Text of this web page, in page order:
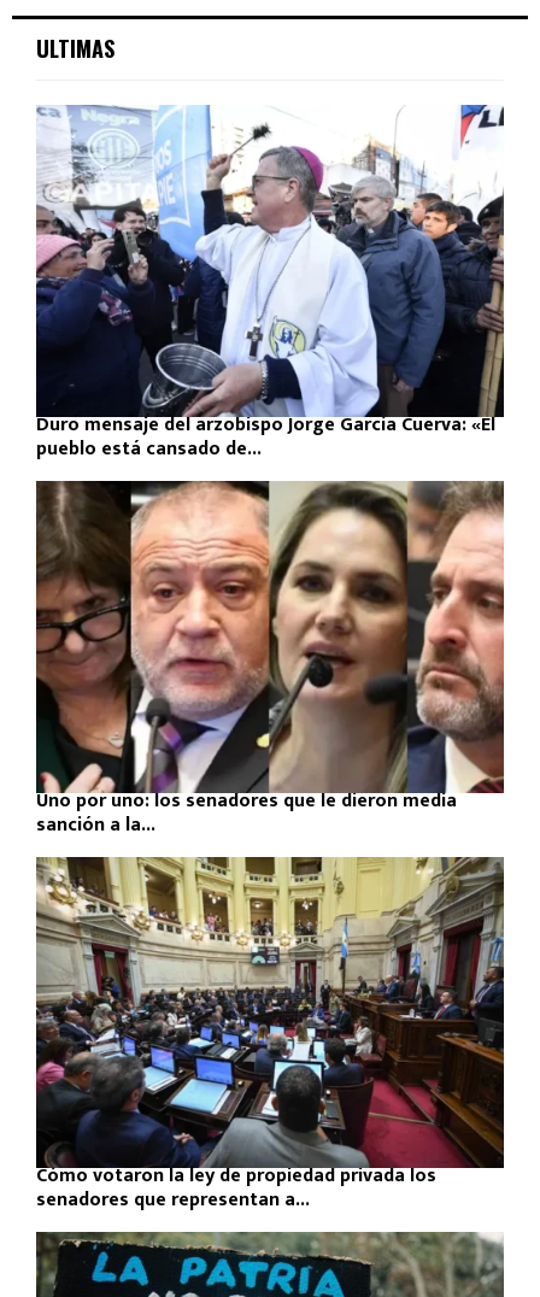
ULTIMAS
Duro mensaje del arzobispo Jorge García Cuerva: «El
pueblo está cansado de...
Uno por uno: los senadores que le dieron media
sanción a la...
Cómo votaron la ley de propiedad privada los
senadores que representan a...